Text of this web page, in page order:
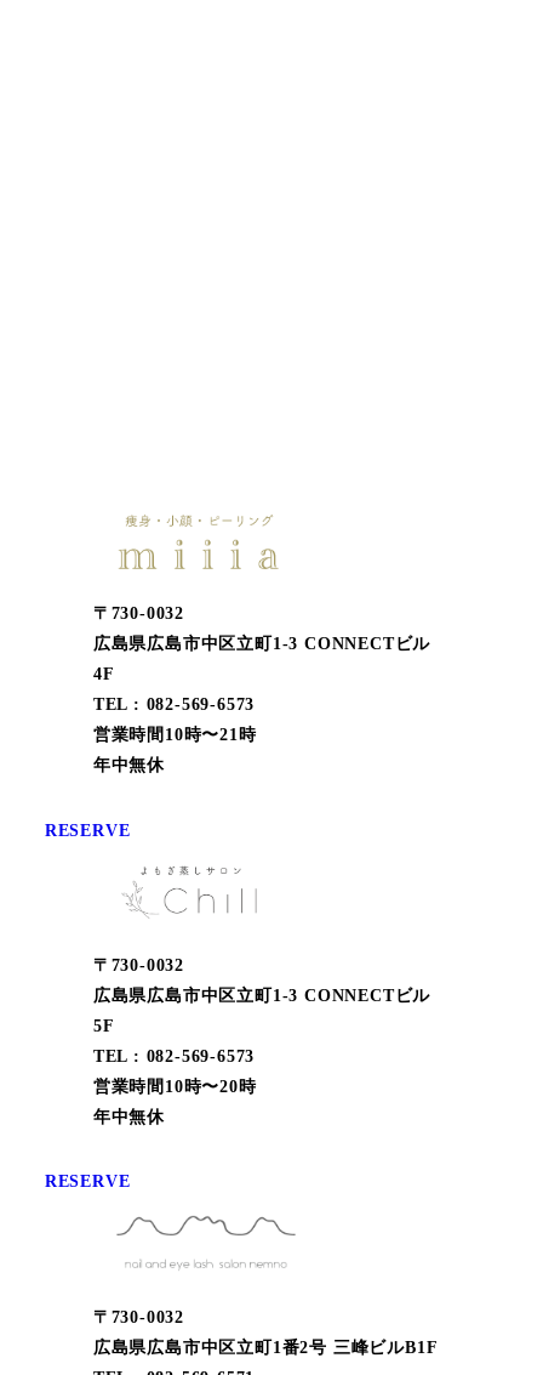
〒730-0032
広島県広島市中区立町1-3 CONNECTビル
4F
TEL : 082-569-6573
営業時間10時〜21時
年中無休
RESERVE
〒730-0032
広島県広島市中区立町1-3 CONNECTビル
5F
TEL : 082-569-6573
営業時間10時〜20時
年中無休
RESERVE
〒730-0032
広島県広島市中区立町1番2号 三峰ビルB1F